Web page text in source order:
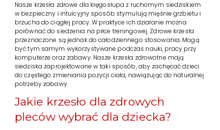
Nasze krzesła zdrowe dla kręgosłupa z ruchomym siedziskiem
w bezpieczny i intuicyjny sposób stymulują mięśnie grzbietu i
brzucha do ciągłej pracy. W praktyce ich działanie można
porównać do siedzenia na piłce treningowej. Zdrowe krzesła
przeznaczone są jednak do całodziennego stosowania. Mogą
być tym samym wykorzystywane podczas nauki, pracy przy
komputerze oraz zabawy. Nasze krzesła zdrowotne mają
siedziska zaprojektowane w taki sposób, aby zachęcać dzieci
do częstego zmieniania pozycji ciała, nawiązując do naturalnej
potrzeby zabawy.
Jakie krzesło dla zdrowych
pleców wybrać dla dziecka?